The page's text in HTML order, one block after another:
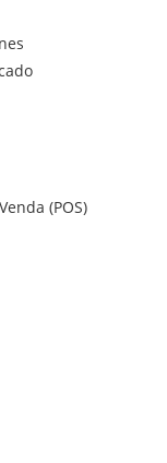
(POS)